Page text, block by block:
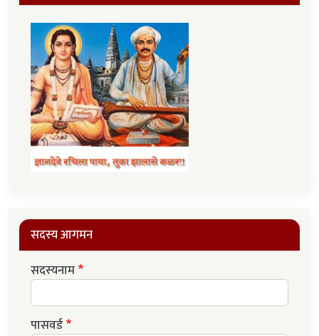
सदस्य आगमन
सदस्यनाम
पासवर्ड